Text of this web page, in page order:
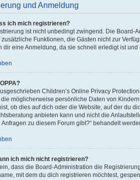
und Anmeldung
ich mich registrieren?
ist nicht unbedingt zwingend. Die Board-
zusätzliche Funktionen, die Gästen nicht zur
dir eine Anmeldung, da sie schnell erledigt ist und
Children’s Online Privacy
die möglicherweise persönliche Daten von
ob dies auf dich oder die Website, auf der du
anbieten kann und nicht die
zu diesem Forum gibt?“ behandelt
ich mich nicht registrieren?
dass die Board-Administration die
mit dem du dich registrieren möchtest,